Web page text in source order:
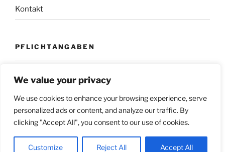
We value your privacy
We use cookies to enhance your browsing experience, serve
personalized ads or content, and analyze our traffic. By
clicking "Accept All", you consent to our use of cookies.
Customize Reject All Accept All
Kontakt
PFLICHTANGABEN
Datenschutz Stolz präsentiert von WordPress